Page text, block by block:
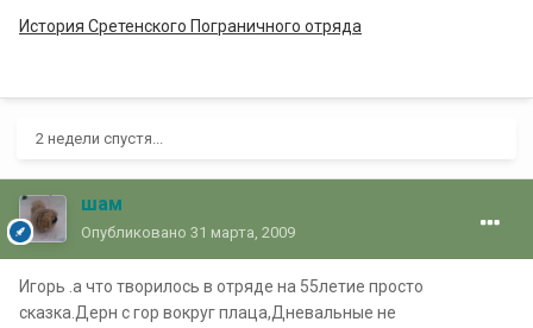
История Сретенского Пограничного отряда
2 недели спустя...
шам
Опубликовано 31 марта, 2009
Игорь .а что творилось в отряде на 55летие просто
сказка.Дерн с гор вокруг плаца,Дневальные не